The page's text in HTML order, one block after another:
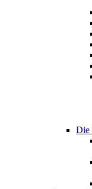
Die